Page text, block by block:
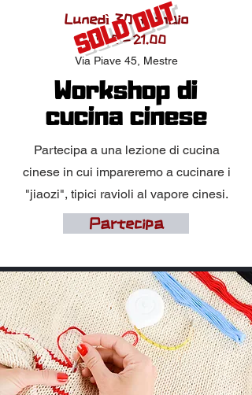
Lunedì 30 gennaio
19.00 - 21.00
Via Piave 45, Mestre
SOLD OUT
Workshop di
cucina cinese
Partecipa a una lezione di cucina
cinese in cui impareremo a cucinare i
"jiaozi", tipici ravioli al vapore cinesi.
Partecipa